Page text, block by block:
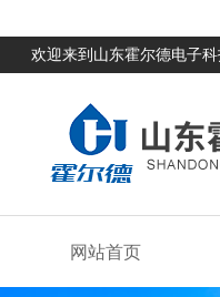
欢迎来到山东霍尔德电子科
网站首页